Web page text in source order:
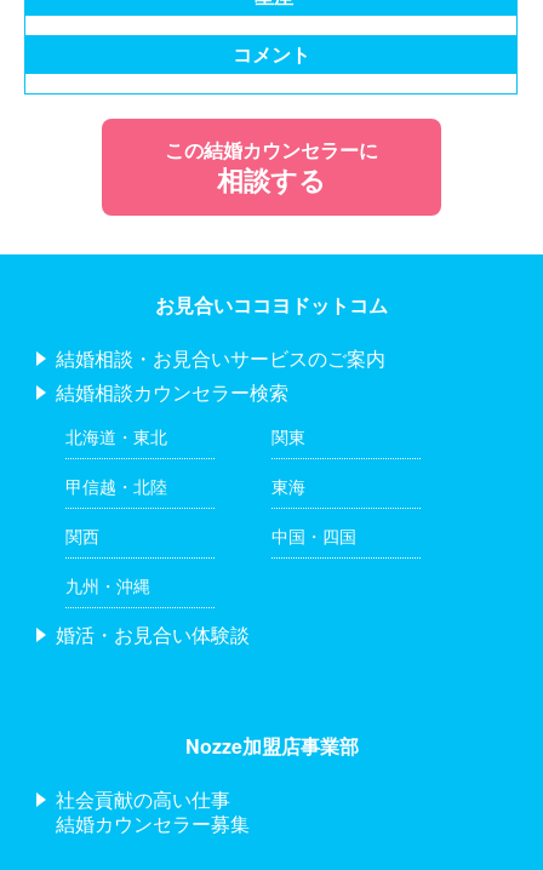
コメント
この結婚カウンセラーに
相談する
お見合いココヨドットコム
結婚相談・お見合いサービスのご案内
結婚相談カウンセラー検索
北海道・東北 関東
甲信越・北陸 東海
関西 中国・四国
九州・沖縄
婚活・お見合い体験談
Nozze加盟店事業部
社会貢献の高い仕事
結婚カウンセラー募集